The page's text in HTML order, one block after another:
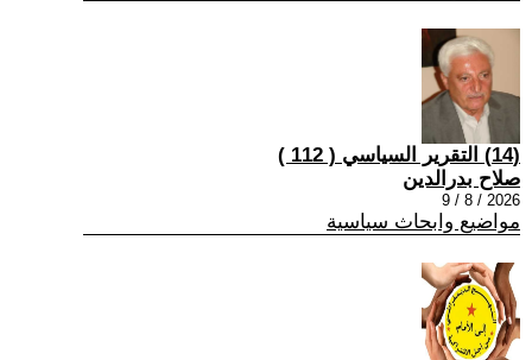
(14) التقرير السياسي ( 112 )
صلاح بدرالدين
2026 / 8 / 9
مواضيع وابحاث سياسية